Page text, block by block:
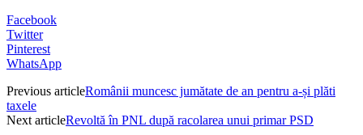
Facebook
Twitter
Pinterest
WhatsApp
Previous articleRomânii muncesc jumătate de an pentru a-și plăti
taxele
Next articleRevoltă în PNL după racolarea unui primar PSD